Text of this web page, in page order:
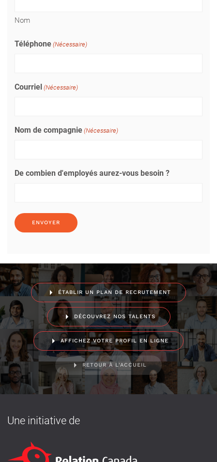
Nom
Téléphone (Nécessaire)
Courriel (Nécessaire)
Nom de compagnie (Nécessaire)
De combien d'employés aurez-vous besoin ?
ÉTABLIR UN PLAN DE RECRUTEMENT
DÉCOUVREZ NOS TALENTS
AFFICHEZ VOTRE PROFIL EN LIGNE
RETOUR À L'ACCUEIL
Une initiative de